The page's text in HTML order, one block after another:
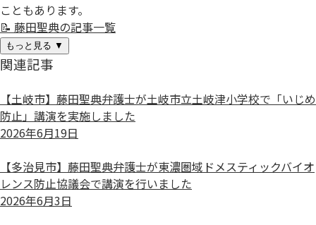
こともあります。
📝 藤田聖典の記事一覧
もっと見る ▼
関連記事
【土岐市】藤田聖典弁護士が土岐市立土岐津小学校で「いじめ
防止」講演を実施しました
2026年6月19日
【多治見市】藤田聖典弁護士が東濃圏域ドメスティックバイオ
レンス防止協議会で講演を行いました
2026年6月3日